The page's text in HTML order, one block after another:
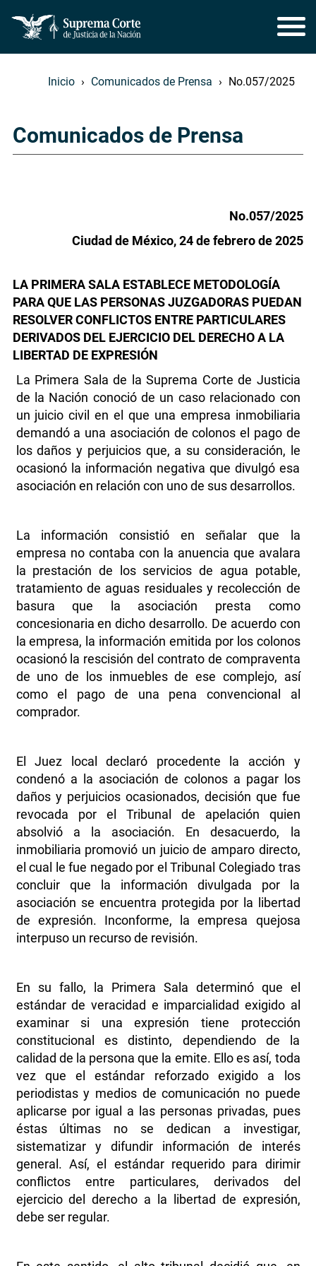
Inicio Comunicados de Prensa No.057/2025
Comunicados de Prensa
No.057/2025
Ciudad de México, 24 de febrero de 2025
LA PRIMERA SALA ESTABLECE METODOLOGÍA
PARA QUE LAS PERSONAS JUZGADORAS PUEDAN
RESOLVER CONFLICTOS ENTRE PARTICULARES
DERIVADOS DEL EJERCICIO DEL DERECHO A LA
LIBERTAD DE EXPRESIÓN
La Primera Sala de la Suprema Corte de Justicia
de la Nación conoció de un caso relacionado con
un juicio civil en el que una empresa inmobiliaria
demandó a una asociación de colonos el pago de
los daños y perjuicios que, a su consideración, le
ocasionó la información negativa que divulgó esa
asociación en relación con uno de sus desarrollos.
La información consistió en señalar que la
empresa no contaba con la anuencia que avalara
la prestación de los servicios de agua potable,
tratamiento de aguas residuales y recolección de
basura que la asociación presta como
concesionaria en dicho desarrollo. De acuerdo con
la empresa, la información emitida por los colonos
ocasionó la rescisión del contrato de compraventa
de uno de los inmuebles de ese complejo, así
como el pago de una pena convencional al
comprador.
El Juez local declaró procedente la acción y
condenó a la asociación de colonos a pagar los
daños y perjuicios ocasionados, decisión que fue
revocada por el Tribunal de apelación quien
absolvió a la asociación. En desacuerdo, la
inmobiliaria promovió un juicio de amparo directo,
el cual le fue negado por el Tribunal Colegiado tras
concluir que la información divulgada por la
asociación se encuentra protegida por la libertad
de expresión. Inconforme, la empresa quejosa
interpuso un recurso de revisión.
En su fallo, la Primera Sala determinó que el
estándar de veracidad e imparcialidad exigido al
examinar si una expresión tiene protección
constitucional es distinto, dependiendo de la
calidad de la persona que la emite. Ello es así, toda
vez que el estándar reforzado exigido a los
periodistas y medios de comunicación no puede
aplicarse por igual a las personas privadas, pues
éstas últimas no se dedican a investigar,
sistematizar y difundir información de interés
general. Así, el estándar requerido para dirimir
conflictos entre particulares, derivados del
ejercicio del derecho a la libertad de expresión,
debe ser regular.